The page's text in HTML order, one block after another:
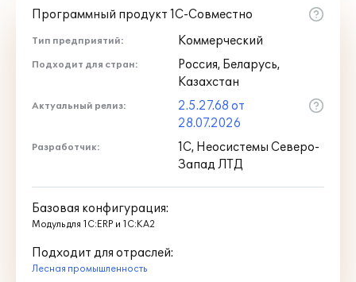
Программный продукт 1С-Совместно
Тип предприятий: Коммерческий
Подходит для стран:
Россия, Беларусь,
Казахстан
Актуальный релиз:
2.5.27.68 от
28.07.2026
Разработчик:
1С, Неосистемы Северо-
Запад ЛТД
Базовая конфигурация:
Модуль для 1С:ERP и 1С:КА2
Подходит для отраслей:
Лесная промышленность